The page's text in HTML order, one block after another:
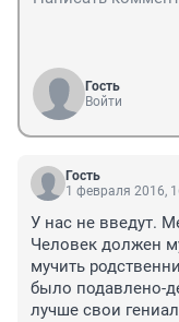
Гость
Войти
Гость
1 февраля 2016,
У нас не введут.
Человек должен
мучить
было подавлено-
лучше свои